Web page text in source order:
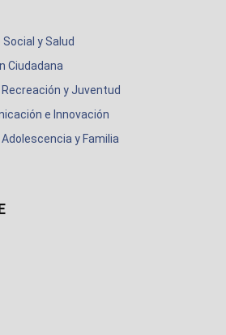
y Salud
Ciudadana
y Juventud
e Innovación
y Familia